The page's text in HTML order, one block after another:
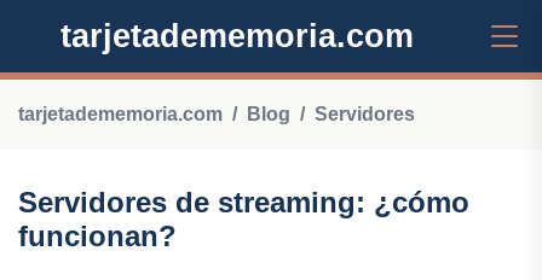
tarjetadememoria.com
tarjetadememoria.com Blog Servidores
Servidores de streaming: ¿cómo
funcionan?